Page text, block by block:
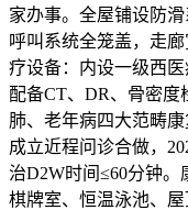
家办事。全屋铺设防
呼叫系统全笼盖，走
疗设备：内设一级西
配备CT、DR、骨密
肺、老年病四大范畴
成立近程问诊合做，
治D2W时间≤60分钟。
棋牌室、恒温泳池、